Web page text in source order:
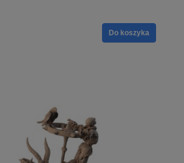
Do koszyka